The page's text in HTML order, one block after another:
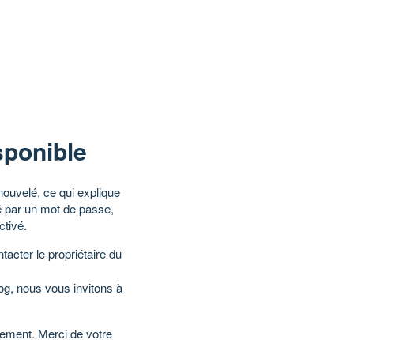
ce qui explique
un mot de passe,
le propriétaire du
nous vous invitons à
Merci de votre